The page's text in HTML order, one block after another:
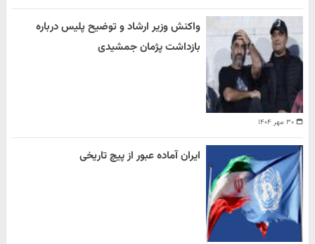
۳۰ مهر ۱۴۰۴
واکنش وزیر ارشاد و توضیح پلیس درباره
بازداشت پژمان جمشیدی
ایران آماده عبور از پیچ تاریخی